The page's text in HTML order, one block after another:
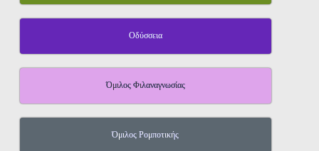
Οδύσσεια
Όμιλος Φιλαναγνωσίας
Όμιλος Ρομποτικής